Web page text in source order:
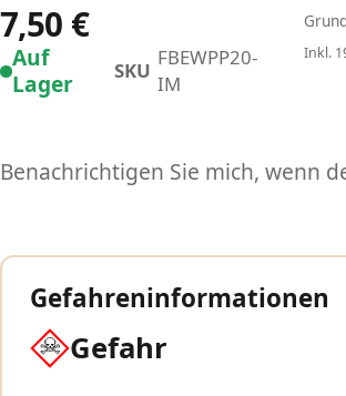
Auf
Lager
SKU
FBEWPP20-
IM
7,50 €
Inkl.
Benachrichtigen Sie mich, wenn
Gefahreninformationen
Gefahr